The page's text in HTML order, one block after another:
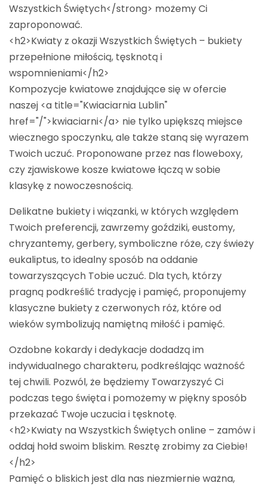
Wszystkich Świętych</strong> możemy Ci
zaproponować.
<h2>Kwiaty z okazji Wszystkich Świętych – bukiety
przepełnione miłością, tęsknotą i
wspomnieniami</h2>
Kompozycje kwiatowe znajdujące się w ofercie
naszej <a title="Kwiaciarnia Lublin"
href="/">kwiaciarni</a> nie tylko upiększą miejsce
wiecznego spoczynku, ale także staną się wyrazem
Twoich uczuć. Proponowane przez nas floweboxy,
czy zjawiskowe kosze kwiatowe łączą w sobie
klasykę z nowoczesnością.
Delikatne bukiety i wiązanki, w których względem
Twoich preferencji, zawrzemy goździki, eustomy,
chryzantemy, gerbery, symboliczne róże, czy świeży
eukaliptus, to idealny sposób na oddanie
towarzyszących Tobie uczuć. Dla tych, którzy
pragną podkreślić tradycję i pamięć, proponujemy
klasyczne bukiety z czerwonych róż, które od
wieków symbolizują namiętną miłość i pamięć.
Ozdobne kokardy i dedykacje dodadzą im
indywidualnego charakteru, podkreślając ważność
tej chwili. Pozwól, że będziemy Towarzyszyć Ci
podczas tego święta i pomożemy w piękny sposób
przekazać Twoje uczucia i tęsknotę.
<h2>Kwiaty na Wszystkich Świętych online – zamów i
oddaj hołd swoim bliskim. Resztę zrobimy za Ciebie!
</h2>
Pamięć o bliskich jest dla nas niezmiernie ważna,